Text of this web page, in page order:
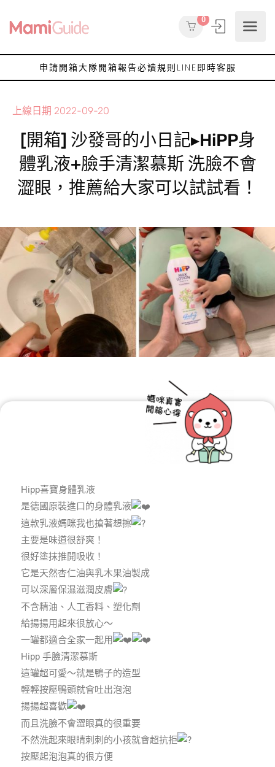
0
申請開箱大隊開箱報告必讀規則 LINE即時客服
上線日期 2022-09-20
[開箱] 沙發哥的小日記▸HiPP身
體乳液+臉手清潔慕斯 洗臉不會
澀眼，推薦給大家可以試試看！
Hipp喜寶身體乳液
是德國原裝進口的身體乳液
這款乳液媽咪我也搶著想擦
主要是味道很舒爽！
很好塗抹推開吸收！
它是天然杏仁油與乳木果油製成
可以深層保濕滋潤皮膚
不含精油、人工香料、塑化劑
給揚揚用起來很放心～
一罐都適合全家一起用
Hipp 手臉清潔慕斯
這罐超可愛～就是鴨子的造型
輕輕按壓鴨頭就會吐出泡泡
揚揚超喜歡
而且洗臉不會澀眼真的很重要
不然洗起來眼睛刺刺的小孩就會超抗拒
按壓起泡泡真的很方便